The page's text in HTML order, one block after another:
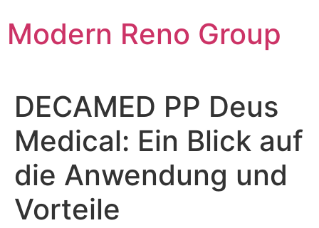
to
content
Modern Reno Group
DECAMED PP Deus
Medical: Ein Blick auf
die Anwendung und
Vorteile